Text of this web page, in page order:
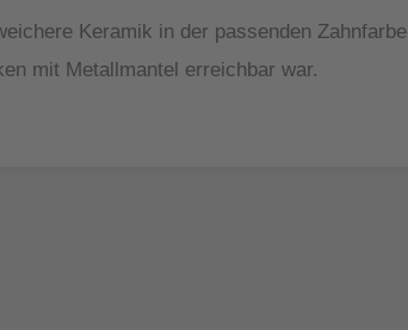
Keramik in der passenden Zahnfarbe
mit Metallmantel erreichbar war.